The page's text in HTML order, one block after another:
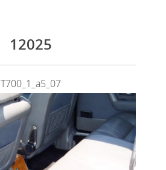
12025
T700_1_a5_07